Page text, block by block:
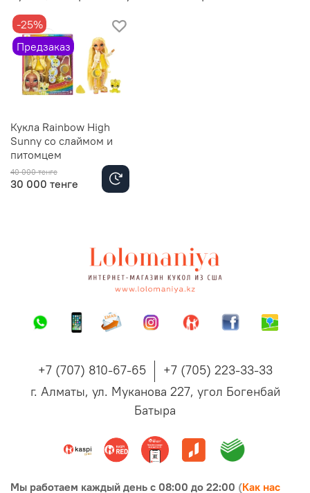
-25%
Предзаказ
Кукла Rainbow High
Sunny со слаймом и
питомцем
40 000 тенге
30 000 тенге
+7 (707) 810-67-65
+7 (705) 223-33-33
г. Алматы, ул. Муканова 227, угол Богенбай
Батыра
Мы работаем каждый день с 08:00 до 22:00 (Как нас